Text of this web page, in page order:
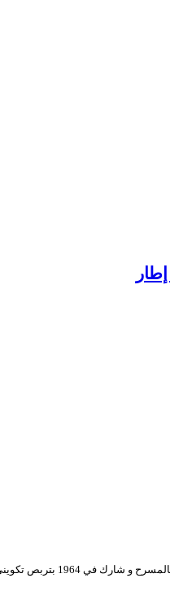
ولد أحمد بن عيسى مدينة ندروما في 2 مارس